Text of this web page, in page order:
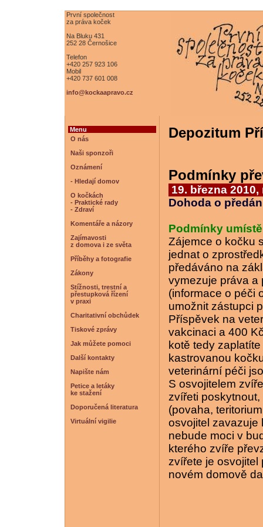
První společnost
za práva koček
Na Bluku 431
252 28 Černošice
Telefon
+420 257 923 106
Mobil
+420 737 601 008
info@kockaapravo.cz
Menu
O nás
Naši sponzoři
Oznámení
- Hledají domov
O kočkách
- Praktické rady
- Zdraví
Komentáře a názory
Zajímavosti
z domova i ze světa
Příběhy a fotografie
Zákony
Stížnosti, trestní a
přestupková řízení
v praxi
Charitativní obchůdek
Tiskové zprávy
Jak můžete pomoci
Další kontakty
Napište nám
Petice a letáky
ke stažení
Doporučená literatura
Virtuální vigilie
Depozitum
Podmínky
19. března
Dohoda o
Podmínky
Zájemce o kočku
jednat o
předáváno na
vymezuje práva a
(informace o péči
umožnit zástupci
Příspěvek na
vakcinaci a 400
kotě tedy
kastrovanou
veterinární péči
S osvojitelem
zvířeti
(povaha,
osvojitel zavazuje
nebude moci v
kterého zvíře
zvířete je osvojitel
novém domově